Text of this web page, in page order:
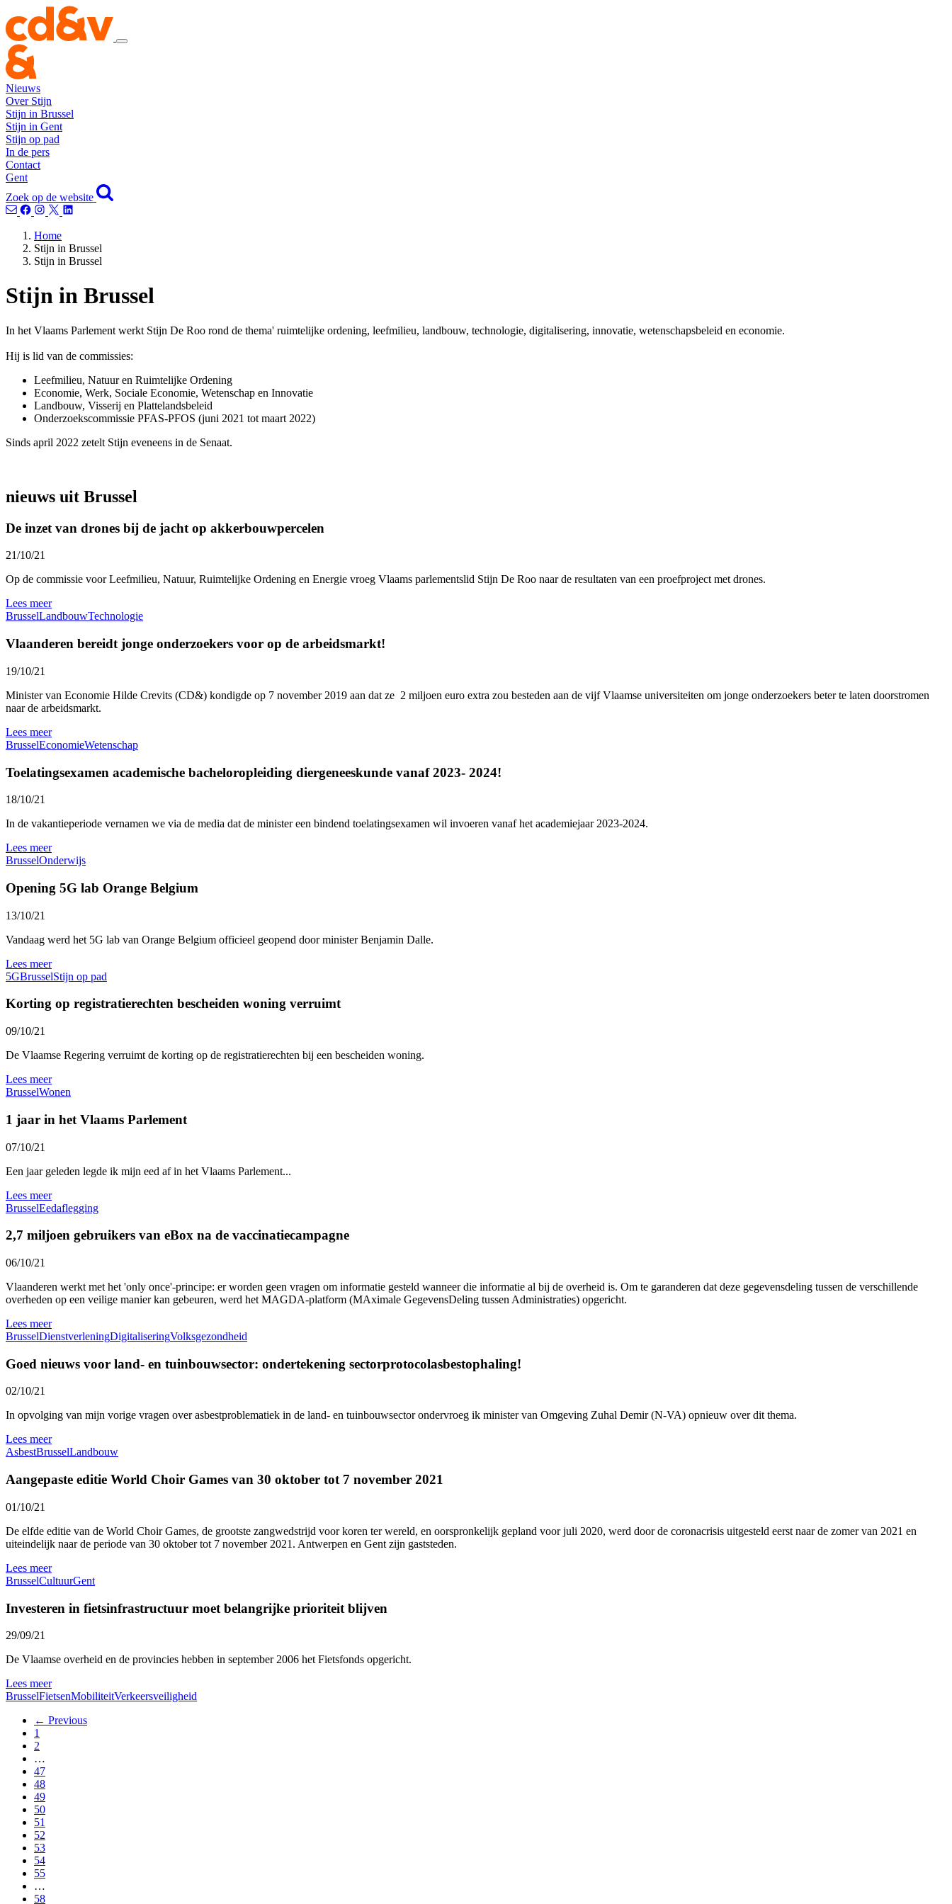
Nieuws
Over Stijn
Stijn in Brussel
Stijn in Gent
Stijn op pad
In de pers
Contact
Gent
Zoek op de website
Home
Stijn in Brussel
Stijn in Brussel
Stijn in Brussel
In het Vlaams Parlement werkt Stijn De Roo rond de thema' ruimtelijke ordening, leefmilieu, landbouw, technologie, digitalisering, innovatie, wetenschapsbeleid en economie.
Hij is lid van de commissies:
Leefmilieu, Natuur en Ruimtelijke Ordening
Economie, Werk, Sociale Economie, Wetenschap en Innovatie
Landbouw, Visserij en Plattelandsbeleid
Onderzoekscommissie PFAS-PFOS (juni 2021 tot maart 2022)
Sinds april 2022 zetelt Stijn eveneens in de Senaat.
nieuws uit Brussel
De inzet van drones bij de jacht op akkerbouwpercelen
21/10/21
Op de commissie voor Leefmilieu, Natuur, Ruimtelijke Ordening en Energie vroeg Vlaams parlementslid Stijn De Roo naar de resultaten van een proefproject met drones.
Lees meer
BrusselLandbouwTechnologie
Vlaanderen bereidt jonge onderzoekers voor op de arbeidsmarkt!
19/10/21
Minister van Economie Hilde Crevits (CD&) kondigde op 7 november 2019 aan dat ze 2 miljoen euro extra zou besteden aan de vijf Vlaamse universiteiten om jonge onderzoekers beter te laten doorstromen
naar de arbeidsmarkt.
Lees meer
BrusselEconomieWetenschap
Toelatingsexamen academische bacheloropleiding diergeneeskunde vanaf 2023- 2024!
18/10/21
In de vakantieperiode vernamen we via de media dat de minister een bindend toelatingsexamen wil invoeren vanaf het academiejaar 2023-2024.
Lees meer
BrusselOnderwijs
Opening 5G lab Orange Belgium
13/10/21
Vandaag werd het 5G lab van Orange Belgium officieel geopend door minister Benjamin Dalle.
Lees meer
5GBrusselStijn op pad
Korting op registratierechten bescheiden woning verruimt
09/10/21
De Vlaamse Regering verruimt de korting op de registratierechten bij een bescheiden woning.
Lees meer
BrusselWonen
1 jaar in het Vlaams Parlement
07/10/21
Een jaar geleden legde ik mijn eed af in het Vlaams Parlement...
Lees meer
BrusselEedaflegging
2,7 miljoen gebruikers van eBox na de vaccinatiecampagne
06/10/21
Vlaanderen werkt met het 'only once'-principe: er worden geen vragen om informatie gesteld wanneer die informatie al bij de overheid is. Om te garanderen dat deze gegevensdeling tussen de verschillende
overheden op een veilige manier kan gebeuren, werd het MAGDA-platform (MAximale GegevensDeling tussen Administraties) opgericht.
Lees meer
BrusselDienstverleningDigitaliseringVolksgezondheid
Goed nieuws voor land- en tuinbouwsector: ondertekening sectorprotocolasbestophaling!
02/10/21
In opvolging van mijn vorige vragen over asbestproblematiek in de land- en tuinbouwsector ondervroeg ik minister van Omgeving Zuhal Demir (N-VA) opnieuw over dit thema.
Lees meer
AsbestBrusselLandbouw
Aangepaste editie World Choir Games van 30 oktober tot 7 november 2021
01/10/21
De elfde editie van de World Choir Games, de grootste zangwedstrijd voor koren ter wereld, en oorspronkelijk gepland voor juli 2020, werd door de coronacrisis uitgesteld eerst naar de zomer van 2021 en
uiteindelijk naar de periode van 30 oktober tot 7 november 2021. Antwerpen en Gent zijn gaststeden.
Lees meer
BrusselCultuurGent
Investeren in fietsinfrastructuur moet belangrijke prioriteit blijven
29/09/21
De Vlaamse overheid en de provincies hebben in september 2006 het Fietsfonds opgericht.
Lees meer
BrusselFietsenMobiliteitVerkeersveiligheid
← Previous
1
2
…
47
48
49
50
51
52
53
54
55
…
58